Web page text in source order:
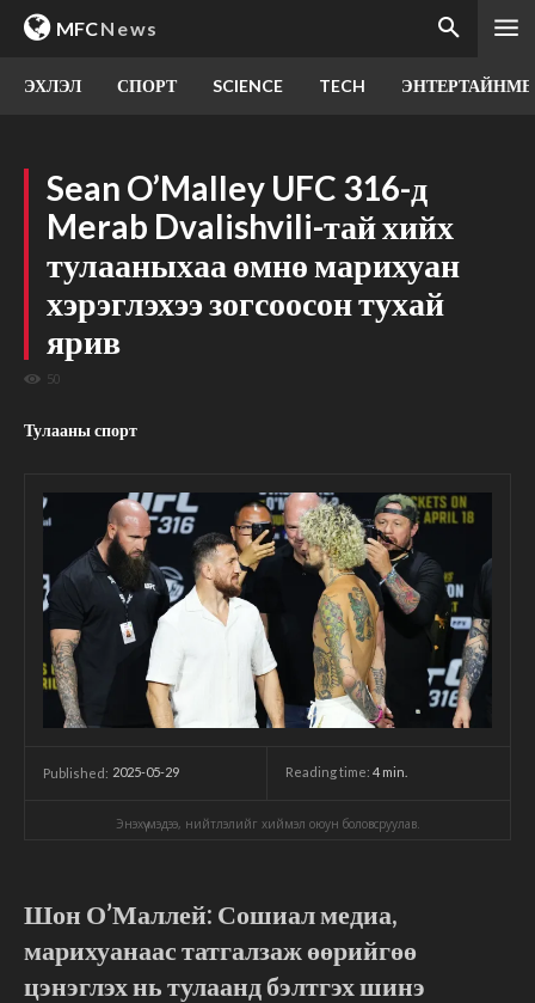
MFCNews
ЭХЛЭЛ СПОРТ SCIENCE TECH
Sean O’Malley UFC 316-д
Merab Dvalishvili-тай хийх
тулааныхаа өмнө марихуан
хэрэглэхээ зогсоосон тухай
ярив
50
Тулааны спорт
Published: 2025-05-29 Reading time: 4 min.
Энэхүү мэдээ, нийтлэлийг хиймэл оюун боловсруулав.
Шон О’Маллей: Сошиал медиа,
марихуанаас татгалзаж өөрийгөө
цэнэглэх нь тулаанд бэлтгэх шинэ